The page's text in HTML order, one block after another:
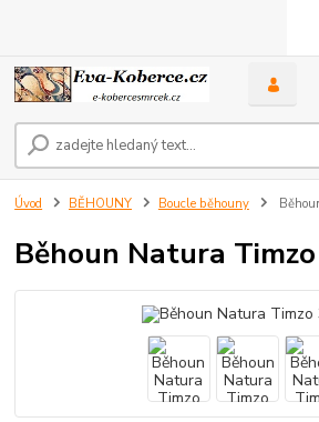
Úvod BĚHOUNY Boucle běhouny
Běhoun Natura